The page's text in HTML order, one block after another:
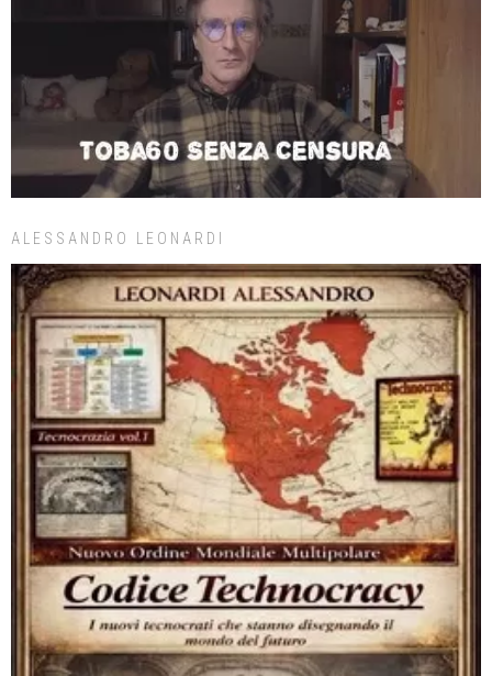
ALESSANDRO LEONARDI